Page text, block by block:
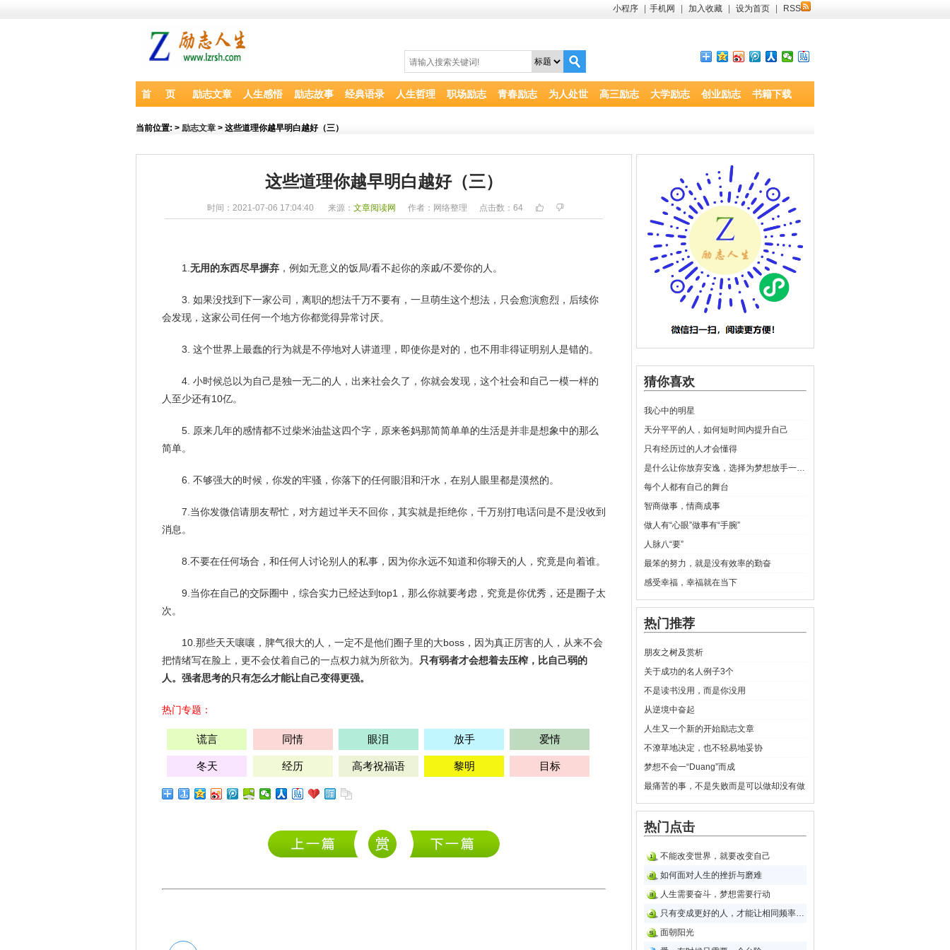
小程序 手机网 加入收藏 设为首页 RSS
首 页 励志文章 人生感悟 励志故事 经典语录 人生哲理 职场励志 青春励志 为人处世 高三励志 大学励志 创业励志 书籍下载
当前位置: > 励志文章 > 这些道理你越早明白越好（三）
这些道理你越早明白越好（三）
时间：2021-07-06 17:04:40 来源： 文章阅读网 作者：网络整理 点击数： 64
1. 无用的东西尽早摒弃 ，例如无意义的饭局/看不起你的亲戚/不爱你的人。
3. 如果没找到下一家公司，离职的想法千万不要有，一旦萌生这个想法，只会愈演愈烈，后续你
会发现，这家公司任何一个地方你都觉得异常讨厌。
3. 这个世界上最蠢的行为就是不停地对人讲道理，即使你是对的，也不用非得证明别人是错的。
4. 小时候总以为自己是独一无二的人，出来社会久了，你就会发现，这个社会和自己一模一样的
人至少还有10亿。
5. 原来几年的感情都不过柴米油盐这四个字，原来爸妈那简简单单的生活是并非是想象中的那么
简单。
6. 不够强大的时候，你发的牢骚，你落下的任何眼泪和汗水，在别人眼里都是漠然的。
7.当你发微信请朋友帮忙，对方超过半天不回你，其实就是拒绝你，千万别打电话问是不是没收到
消息。
8.不要在任何场合，和任何人讨论别人的私事，因为你永远不知道和你聊天的人，究竟是向着谁。
9.当你在自己的交际圈中，综合实力已经达到top1，那么你就要考虑，究竟是你优秀，还是圈子太
次。
10.那些天天嚷嚷，脾气很大的人，一定不是他们圈子里的大boss，因为真正厉害的人，从来不会
把情绪写在脸上，更不会仗着自己的一点权力就为所欲为。
只有弱者才会想着去压榨，比自己弱的
人。 强者思考的只有怎么才能让自己变得更强。
热门专题：
谎言 同情 眼泪 放手 爱情
冬天 经历 高考祝福语 黎明 目标
猜你喜欢
我心中的明星
天分平平的人，如何短时间内提升自己
只有经历过的人才会懂得
是什么让你放弃安逸，选择为梦想放手一搏？
每个人都有自己的舞台
智商做事，情商成事
做人有“心眼”做事有“手腕”
人脉八“要”
最笨的努力，就是没有效率的勤奋
感受幸福，幸福就在当下
热门推荐
朋友之树及赏析
关于成功的名人例子3个
不是读书没用，而是你没用
从逆境中奋起
人生又一个新的开始励志文章
不潦草地决定，也不轻易地妥协
梦想不会一“Duang”而成
最痛苦的事，不是失败而是可以做却没有做
热门点击
不能改变世界，就要改变自己
如何面对人生的挫折与磨难
人生需要奋斗，梦想需要行动
只有变成更好的人，才能让相同频率的人看到
面朝阳光